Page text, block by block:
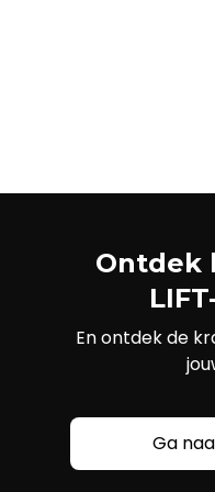
Ontdek
En ontdek de
Ga